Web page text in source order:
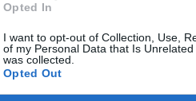
Opted In
I want to opt-out of Collection, Use,
of my Personal Data that Is
was collected.
Opted Out